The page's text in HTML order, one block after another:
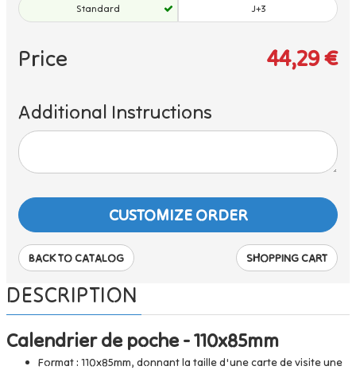
Standard J+3
Price 44,29 €
Additional Instructions
BACK TO CATALOG SHOPPING CART
DESCRIPTION
Calendrier de poche - 110x85mm
Format : 110x85mm, donnant la taille d'une carte de visite une